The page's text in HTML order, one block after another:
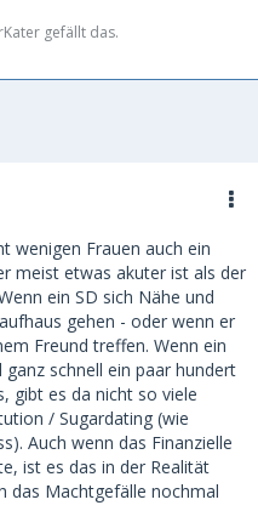
gefällt das.
wenigen Frauen auch ein
meist etwas akuter ist als der
ein SD sich Nähe und
gehen - oder wenn er
Freund treffen. Wenn ein
schnell ein paar hundert
gibt es da nicht so viele
/ Sugardating (wie
Auch wenn das Finanzielle
ist es das in der Realität
das Machtgefälle nochmal